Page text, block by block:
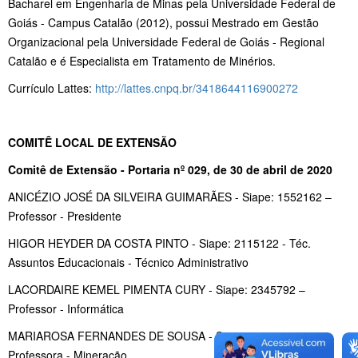
Goiás - Campus Catalão (2012), possui Mestrado em Gestão
Organizacional pela Universidade Federal de Goiás - Regional
Catalão e é Especialista em Tratamento de Minérios.
Currículo Lattes: http://lattes.cnpq.br/3418644116900272
COMITÊ LOCAL DE EXTENSÃO
Comitê de Extensão - Portaria nº 029, de 30 de abril de 2020
ANICÉZIO JOSÉ DA SILVEIRA GUIMARÃES - Siape: 1552162 –
Professor - Presidente
HIGOR HEYDER DA COSTA PINTO - Siape: 2115122 - Téc.
Assuntos Educacionais - Técnico Administrativo
LACORDAIRE KEMEL PIMENTA CURY - Siape: 2345792 –
Professor - Informática
MARIAROSA FERNANDES DE SOUSA - Siape: 1119003 –
Professora - Mineração